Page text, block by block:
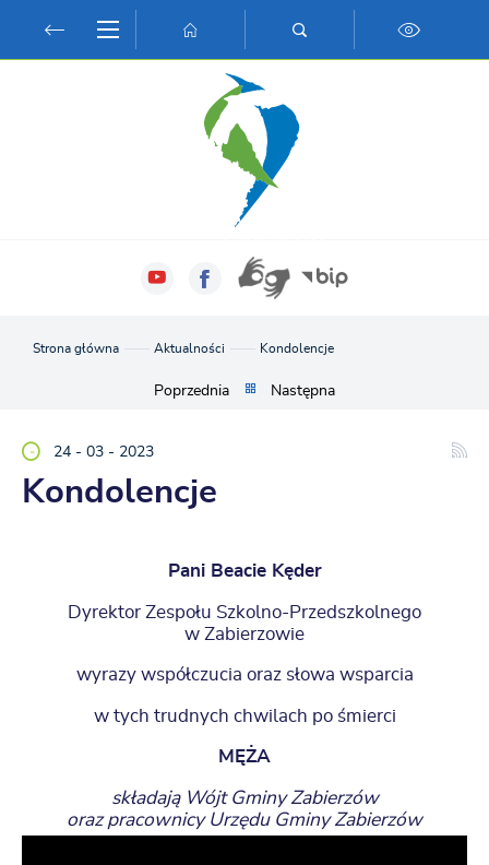
Przejdź do wyszukiwarki.
Przejdź do ustawień wielkości czcionki.
Włącz wersję kontrastową strony.
Strona główna Aktualności Kondolencje
Poprzednia Następna
24 - 03 - 2023
Kondolencje
Pani Beacie Kęder
Dyrektor Zespołu Szkolno-Przedszkolnego
w Zabierzowie
wyrazy współczucia oraz słowa wsparcia
w tych trudnych chwilach po śmierci
MĘŻA
składają Wójt Gminy Zabierzów
oraz pracownicy Urzędu Gminy Zabierzów